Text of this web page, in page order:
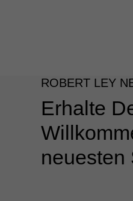
ROBERT LEY
Erhalte
neuesten